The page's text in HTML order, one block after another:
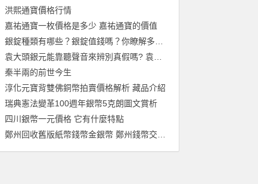
洪熙通寶價格行情
嘉祐通寶一枚價格是多少 嘉祐通寶的價值
秦半兩的前世今生
淳化元寶背雙佛銅幣拍賣價格解析 藏品介紹
瑞典憲法變革100週年銀幣5克朗圖文賞析
四川銀幣一元價格 它有什麼特點